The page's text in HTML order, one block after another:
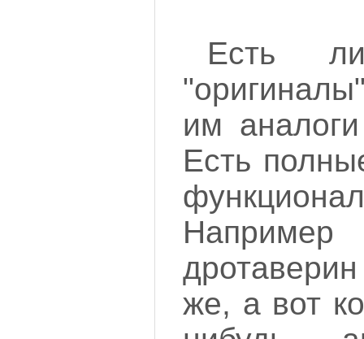
Есть
им
Есть
же, а вот